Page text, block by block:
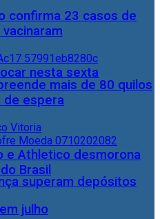
nesta sexta
de espera
superam depósitos
julho
confirma 23 casos de
mais de 80 quilos
e Athletico desmorona
Brasil